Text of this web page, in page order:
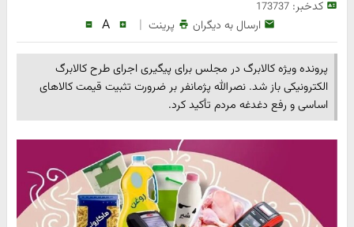
کدخبر:173737
ارسال به دیگران پرینت |
A
پرونده ویژه کالابرگ در مجلس برای پیگیری اجرای طرح کالابرگ
الکترونیکی باز شد. نصرالله پژمانفر بر ضرورت تثبیت قیمت کالاهای
اساسی و رفع دغدغه مردم تأکید کرد.